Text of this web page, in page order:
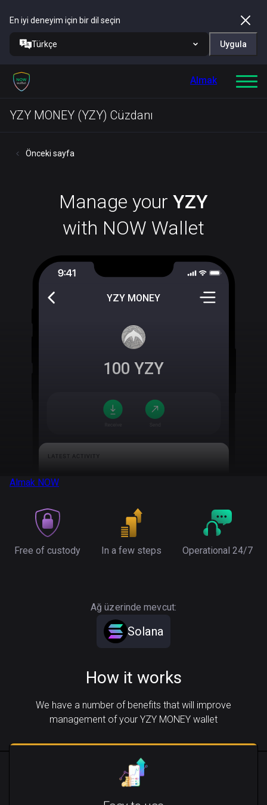
En iyi deneyim için bir dil seçin
Türkçe Uygula
Almak
YZY MONEY (YZY) Cüzdanı
Önceki sayfa
Manage your YZY
with NOW Wallet
YZY MONEY
100 YZY
Almak NOW
Free of custody In a few steps Operational 24/7
Ağ üzerinde mevcut:
Solana
How it works
We have a number of benefits that will improve
management of your YZY MONEY wallet